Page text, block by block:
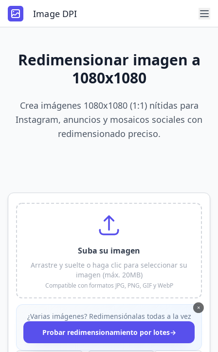
Image DPI
Redimensionar imagen a
1080x1080
Crea imágenes 1080x1080 (1:1) nítidas para
Instagram, anuncios y mosaicos sociales con
redimensionado preciso.
Suba su imagen
Arrastre y suelte o haga clic para seleccionar su
imagen (máx. 20MB)
Compatible con formatos JPG, PNG, GIF y WebP
×
¿Varias imágenes? Redimensiónalas todas a la vez
Probar redimensionamiento por lotes→